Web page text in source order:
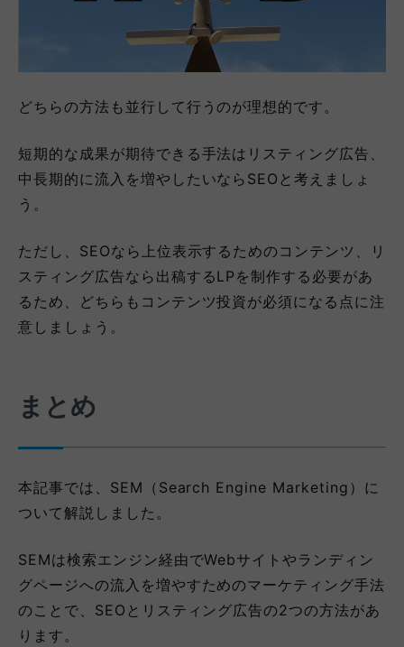
どちらの方法も並行して行うのが理想的です。
短期的な成果が期待できる手法はリスティング広告、
中長期的に流入を増やしたいならSEOと考えましょ
う。
ただし、SEOなら上位表示するためのコンテンツ、リ
スティング広告なら出稿するLPを制作する必要があ
るため、どちらもコンテンツ投資が必須になる点に注
意しましょう。
まとめ
本記事では、SEM（Search Engine Marketing）に
ついて解説しました。
SEMは検索エンジン経由でWebサイトやランディン
グページへの流入を増やすためのマーケティング手法
のことで、SEOとリスティング広告の2つの方法があ
ります。